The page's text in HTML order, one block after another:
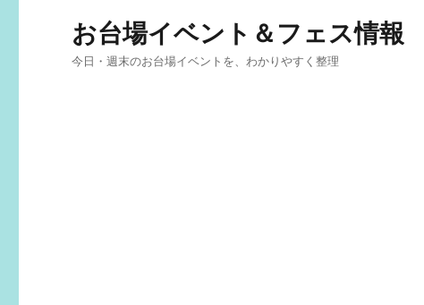
お台場イベント＆フェス情報
今日・週末のお台場イベントを、わかりやすく整理